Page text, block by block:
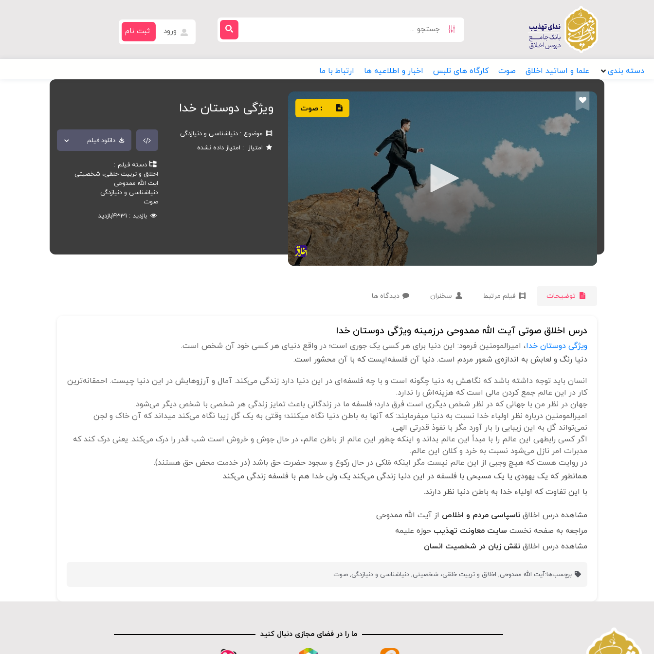
ورود ثبت نام
دسته بندی علما و اساتید اخلاق صوت کارگاه های تلبس اخبار و اطلاعیه ها ارتباط با ما
: صوت ویژگی دوستان خدا
موضوع
دنیاشناسی و دنیازدگی
امتیاز
امتیاز داده نشده
دانلود فیلم
دسته فیلم
اخلاق و تربیت خلقی، شخصیتی
ایت الله ممدوحی
دنیاشناسی و دنیازدگی
صوت
بازدید
4331بازدید
توضیحات فیلم مرتبط سخنران دیدگاه ها
درس اخلاق صوتی آیت الله ممدوحی درزمینه ویژگی دوستان خدا
ویژگی دوستان خدا، امیرالمومنین فرمود: این دنیا برای هر کسی یک جوری است؛ در واقع دنیای هر کسی خود آن شخص است.
دنیا رنگ و لعابش به اندازه‌ی شعور مردم است. دنیا آن فلسفه‌ایست که با آن محشور است.
انسان باید توجه داشته باشد که نگاهش به دنیا چگونه است و با چه فلسفه‌ای در این دنیا دارد زندگی می‌کند. آمال و آرزوهایش در این دنیا چیست. احمقانه‌ترین
کار در این عالم جمع کردن مالی است که هزینه‌اش را ندارد.
جهان در نظر من با جهانی که در نظر شخص دیگری است فرق دارد؛ فلسفه ما در زندگانی باعث تمایز زندگی هر شخصی با شخص دیگر می‌شود.
امیرالمومنین درباره نظر اولیاء خدا نسبت به دنیا می‎فرمایند: که آنها به باطن دنیا نگاه می‎کنند؛ وقتی به یک گل زیبا نگاه می‌کند می‎داند که آن خاک و لجن
نمی‌تواند گل به این زیبایی را بار آورد مگر با نفوذ قدرتی الهی.
اگر کسی رابطه‎ی این عالم را با مبدأ این عالم بداند و اینکه چطور این عالم از باطن عالم، در حال جوش و خروش است شب قدر را درک می‌کند. یعنی درک کند که
مدبرات امر نازل می‌شود نسبت به خرد و کلان این عالم.
در روایت هست که هیچ وجبی از این عالم نیست مگر اینکه مَلکی در حال رکوع و سجود حضرت حق باشد (در خدمت محض حق هستند).
همانطور که یک یهودی یا یک مسیحی با فلسفه در این دنیا زندگی می‌کند یک ولی خدا هم با فلسفه زندگی می‌کند
با این تفاوت که اولیاء خدا به باطن دنیا نظر دارند.
مشاهده درس اخلاق ناسپاسی مردم و اخلاص از آیت الله ممدوحی
مراجعه به صفحه نخست سایت معاونت تهذیب حوزه علیمه
مشاهده درس اخلاق نقش زبان در شخصیت انسان
برچسب‌ها:آیت الله ممدوحی, اخلاق و تربیت خلقی، شخصیتی,دنیاشناسی و دنیازدگی,صوت
ما را در فضای مجازی دنبال کنید